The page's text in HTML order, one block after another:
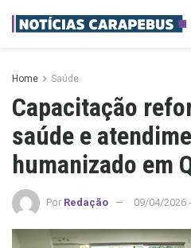
Home Saúde
Capacitação
saúde e
humanizado em
Por Redação 09/04/2026